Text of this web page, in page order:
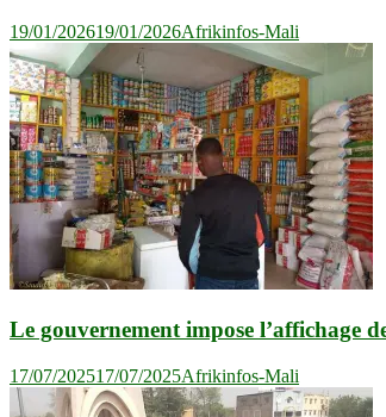
19/01/202619/01/2026Afrikinfos-Mali
Le gouvernement impose l’affichage
17/07/202517/07/2025Afrikinfos-Mali